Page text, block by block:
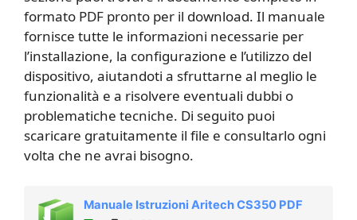
formato PDF pronto per il download. Il manuale
fornisce tutte le informazioni necessarie per
l’installazione, la configurazione e l’utilizzo del
dispositivo, aiutandoti a sfruttarne al meglio le
funzionalità e a risolvere eventuali dubbi o
problematiche tecniche. Di seguito puoi
scaricare gratuitamente il file e consultarlo ogni
volta che ne avrai bisogno.
Manuale Istruzioni Aritech CS350 PDF